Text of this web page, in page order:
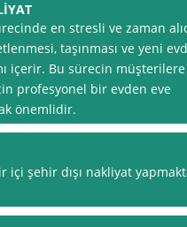
en stresli ve zaman
taşınması ve yeni
içerir. Bu sürecin
profesyonel bir evden eve
önemlidir.
içi şehir dışı nakliyat